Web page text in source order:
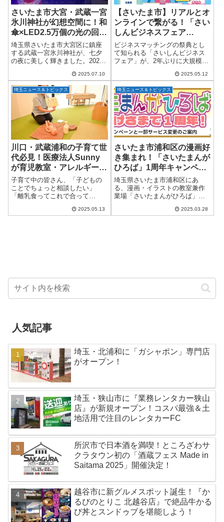
さいたま市大宮・武蔵一宮
氷川神社が幻想空間に！和
傘×LED2.5万個の光の回廊
「スターライトシュライ
ン」が国内外で話題
埼玉県さいたま市大宮区に鎮座
する武蔵一宮氷川神社が、七夕
の夜に美しく輝きました。2025
での3日間にわたり開催されたイ
ベント「彩りが織りなす氷川神
社 ～スターライトシュライン」
では、約...
2025.07.10
【さいたま市】リアルとオ
ンラインで繋がる！「さい
しんビジネスフェア
2025」が今年も開催！
ビジネスマッチングの祭典とし
て知られる「さいしんビジネス
フェア」が、2年ぶりに大規模開
ンライン会場がオープンし、続
場としてさいたまスーパーアリ
ーナにて...
2025.05.12
埼玉ニュース＆トピックス
川口・武蔵浦和の子育て世
代必見！医療法人Sunny
が育児教室・アレルギー外
来を新設
子育て中の皆さん、「子どもの
ことでちょっと相談したい」
「離乳食ってこれで合って
たままにしていませんか？そん
2025.05.13
埼玉ニュース＆トピックス
さいたま市浦和区の漫画好
き集まれ！「さいたまんが
ひろば」1周年キャンペー
ン開催
埼玉県さいたま市浦和区にあ
る、漫画・イラストの教室兼作
業場「さいたまんがひろば」
迎えます。それを記念して、楽
2025.03.28
人気記事
埼玉・北浦和に「ガシャポン」専門店
がオープン！
埼玉・狭山市に『業務レンタカー狭山
店』が新規オープン！コスパ最強＆土
地活用で注目のレンタカーFC
所沢市で日本酒を満喫！ところざわサ
クラタウン初の「酒蔵フェス Made in
Saitama 2025」開催決定！
越谷市に新グルメスポット誕生！『か
るびのとりこ 北越谷店』で絶品牛かる
び丼とスンドゥブを堪能しよう！